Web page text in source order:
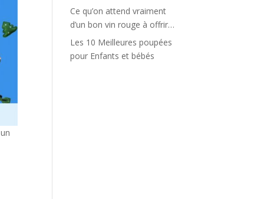
Ce qu’on attend vraiment
d’un bon vin rouge à offrir…
Les 10 Meilleures poupées
pour Enfants et bébés